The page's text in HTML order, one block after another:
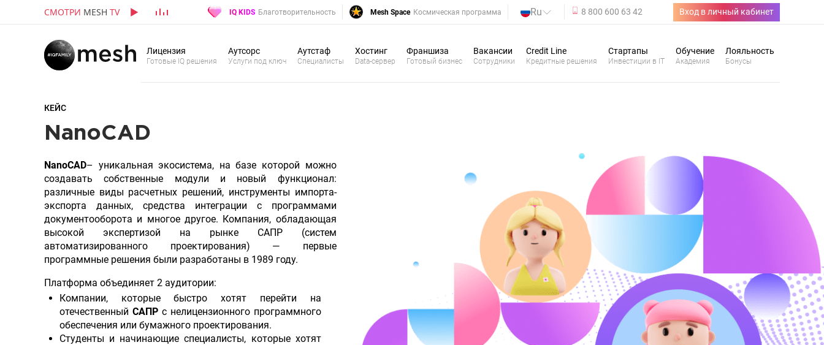
СМОТРИ MESH TV IQ KIDS Благотворительность Mesh Space Космическая программа Ru 8 800 600 63 42 Вход в личный кабинет
Лицензия
Готовые IQ решения
Аутсорс
Услуги под ключ
Аутстаф
Специалисты
Хостинг
Data-сервер
Франшиза
Готовый бизнес
Вакансии
Сотрудники
Credit Line
Кредитные решения
Стартапы
Инвестиции в IT
Обучение
Академия
Лояльность
Бонусы
КЕЙС
NanoCAD
NanoCAD– уникальная экосистема, на базе которой можно
создавать собственные модули и новый функционал:
различные виды расчетных решений, инструменты импорта-
экспорта данных, средства интеграции с программами
документооборота и многое другое. Компания, обладающая
высокой экспертизой на рынке САПР (систем
автоматизированного проектирования) — первые
программные решения были разработаны в 1989 году.
Платформа объединяет 2 аудитории:
Компании, которые быстро хотят перейти на
отечественный САПРс нелицензионного программного
обеспечения или бумажного проектирования.
Студенты и начинающие специалисты, которые хотят